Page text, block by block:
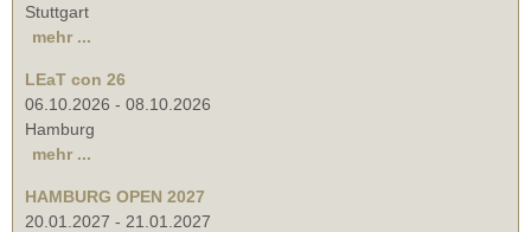
Stuttgart
mehr ...
LEaT con 26
06.10.2026 - 08.10.2026
Hamburg
mehr ...
HAMBURG OPEN 2027
20.01.2027 - 21.01.2027